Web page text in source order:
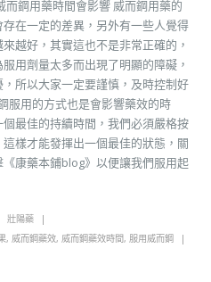
鋼用藥時間會影響 威而鋼用藥的
在一定的差異，另外有一些人覺得
越好，其實這也不是非常正確的，
用劑量太多而出現了明顯的障礙，
所以大家一定要謹慎，及時控制好
服用的方式也是會影響藥效的時
最佳的持續時間，我們必須嚴格按
樣才能發揮出一個最佳的狀態，關
康藥本鋪blog》以便讓我們服用起
壯陽藥
, 威而鋼藥效, 威而鋼藥效時間, 服用威而鋼